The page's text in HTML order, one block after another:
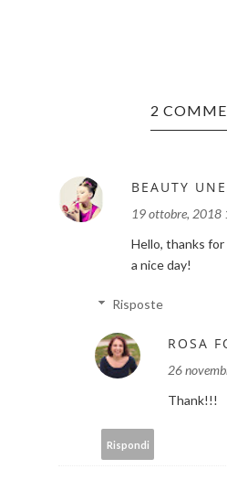
2
BEAUTY
19 ottobre, 2018
Hello, thanks
a nice day!
Risposte
ROSA
26
Thank!!!
Rispondi